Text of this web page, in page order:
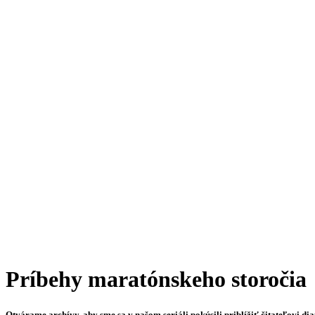
Príbehy maratónskeho storočia